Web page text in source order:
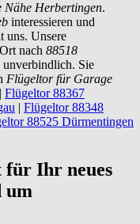
Nähe Herbertingen.
interessieren und
uns. Unsere
nach 88518
unverbindlich. Sie
Flügeltor für Garage
| Flügeltor 88367
| Flügeltor 88348
88525 Dürmentingen
für Ihr neues
um